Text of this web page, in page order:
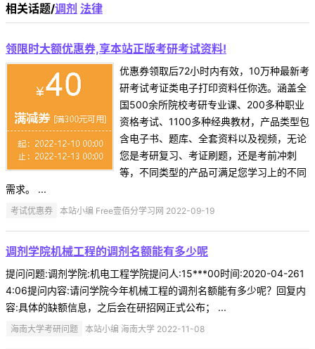
相关话题/调剂 法律
领限时大额优惠券,享本站正版考研考试资料!
优惠券领取后72小时内有效，10万种最新考
研考试考证类电子打印资料任你选。涵盖全
国500余所院校考研专业课、200多种职业
资格考试、1100多种经典教材，产品类型包
含电子书、题库、全套资料以及视频，无论
您是考研复习、考证刷题，还是考前冲刺
等，不同类型的产品可满足您学习上的不同
需求。 ...
考试优惠券 本站小编 Free壹佰分学习网 2022-09-19
调剂学院机械工程的调剂名额能有多少呢
提问问题:调剂学院:机电工程学院提问人:15***00时间:2020-04-261
4:06提问内容:请问学院今年机械工程的调剂名额能有多少呢？回复内
容:具体的缺额信息，之后会在研招网正式公布； ...
海南大学考研问题 本站小编 海南大学 2022-11-08